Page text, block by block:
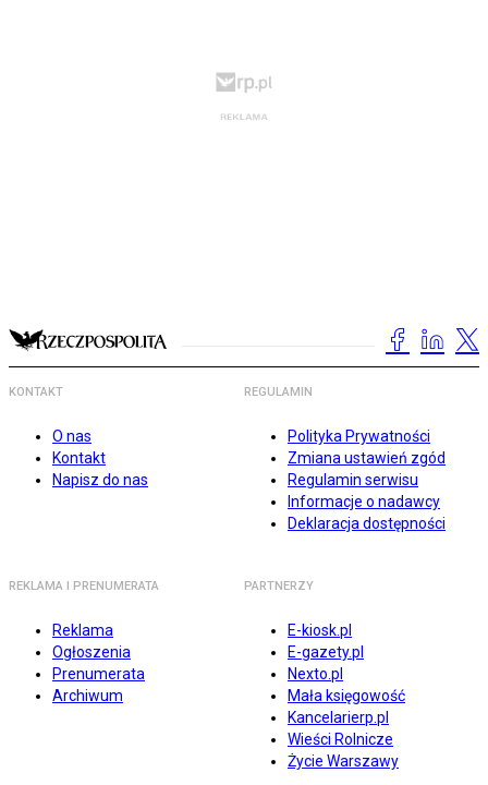
KONTAKT
O nas
Kontakt
Napisz do nas
REGULAMIN
Polityka Prywatności
Zmiana ustawień zgód
Regulamin serwisu
Informacje o nadawcy
Deklaracja dostępności
REKLAMA I PRENUMERATA
Reklama
Ogłoszenia
Prenumerata
Archiwum
PARTNERZY
E-kiosk.pl
E-gazety.pl
Nexto.pl
Mała księgowość
Kancelarierp.pl
Wieści Rolnicze
Życie Warszawy